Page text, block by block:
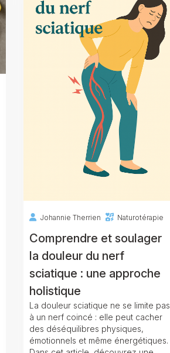
Johannie Therrien Naturotérapie
Comprendre et soulager
la douleur du nerf
sciatique : une approche
holistique
La douleur sciatique ne se limite pas
à un nerf coincé : elle peut cacher
des déséquilibres physiques,
émotionnels et même énergétiques.